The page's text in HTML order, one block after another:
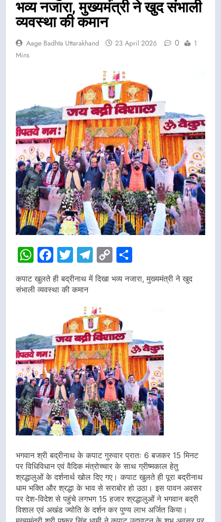
भव्य नजारा, मुख्यमंत्री ने खुद संभाली
व्यवस्था की कमान
Aage Badhta Uttarakhand 23 April 2026 0
1
Mins
WhatsApp
Facebook
Twitter
Telegram
Copy
कपाट खुलते ही बद्रीनाथ में दिखा भव्य नजारा, मुख्यमंत्री ने खुद
संभाली व्यवस्था की कमान
भगवान श्री बद्रीनाथ के कपाट गुरुवार प्रातः 6 बजकर 15 मिनट
पर विधिविधान एवं वैदिक मंत्रोच्चार के साथ ग्रीष्मकाल हेतु
श्रद्धालुओं के दर्शनार्थ खोल दिए गए। कपाट खुलते ही पूरा बद्रीनाथ
धाम भक्ति और श्रद्धा के भाव से सराबोर हो उठा। इस पावन अवसर
पर देश-विदेश से पहुंचे लगभग 15 हजार श्रद्धालुओं ने भगवान बद्री
विशाल एवं अखंड ज्योति के दर्शन कर पुण्य लाभ अर्जित किया।